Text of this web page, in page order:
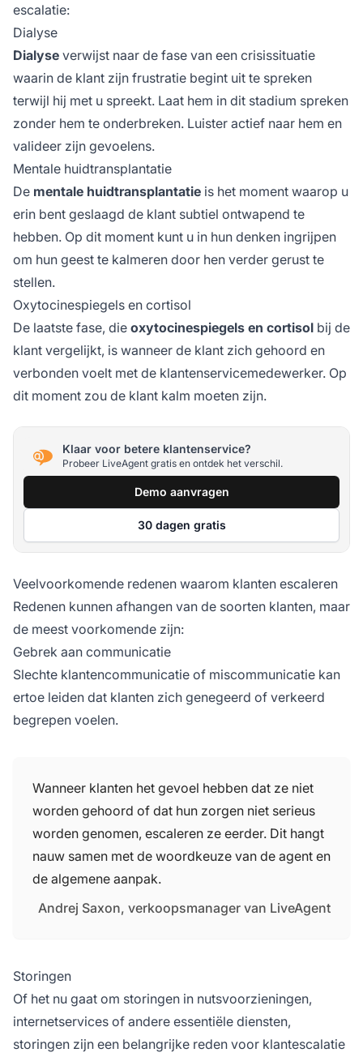
escalatie:
Dialyse
Dialyse verwijst naar de fase van een crisissituatie
waarin de klant zijn frustratie begint uit te spreken
terwijl hij met u spreekt. Laat hem in dit stadium spreken
zonder hem te onderbreken. Luister actief naar hem en
valideer zijn gevoelens.
Mentale huidtransplantatie
De mentale huidtransplantatie is het moment waarop u
erin bent geslaagd de klant subtiel ontwapend te
hebben. Op dit moment kunt u in hun denken ingrijpen
om hun geest te kalmeren door hen verder gerust te
stellen.
Oxytocinespiegels en cortisol
De laatste fase, die oxytocinespiegels en cortisol bij de
klant vergelijkt, is wanneer de klant zich gehoord en
verbonden voelt met de klantenservicemedewerker. Op
dit moment zou de klant kalm moeten zijn.
Klaar voor betere klantenservice?
Probeer LiveAgent gratis en ontdek het verschil.
Demo aanvragen
30 dagen gratis
Veelvoorkomende redenen waarom klanten escaleren
Redenen kunnen afhangen van de soorten klanten, maar
de meest voorkomende zijn:
Gebrek aan communicatie
Slechte klantencommunicatie of miscommunicatie kan
ertoe leiden dat klanten zich genegeerd of verkeerd
begrepen voelen.
Wanneer klanten het gevoel hebben dat ze niet
worden gehoord of dat hun zorgen niet serieus
worden genomen, escaleren ze eerder. Dit hangt
nauw samen met de woordkeuze van de agent en
de algemene aanpak.
Andrej Saxon, verkoopsmanager van LiveAgent
Storingen
Of het nu gaat om storingen in nutsvoorzieningen,
internetservices of andere essentiële diensten,
storingen zijn een belangrijke reden voor klantescalatie